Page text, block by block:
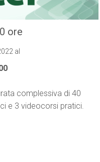
ore
al
complessiva di 40
e 3 videocorsi pratici.